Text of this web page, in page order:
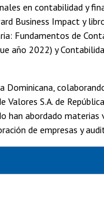
en contabilidad y
Business Impact y
Fundamentos de
año 2022) y
Dominicana,
S.A. de
han abordado
de empresas y